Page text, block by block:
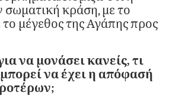
σωματική κράση, με το
το μέγεθος της Αγάπης προς
να μονάσει κανείς, τι
μπορεί να έχει η απόφασή